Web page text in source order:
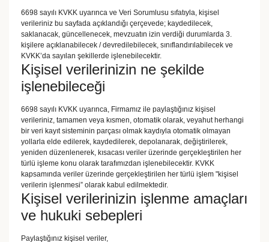
6698 sayılı KVKK uyarınca ve Veri Sorumlusu sıfatıyla, kişisel
verileriniz bu sayfada açıklandığı çerçevede; kaydedilecek,
saklanacak, güncellenecek, mevzuatın izin verdiği durumlarda 3.
kişilere açıklanabilecek / devredilebilecek, sınıflandırılabilecek ve
KVKK’da sayılan şekillerde işlenebilecektir.
Kişisel verilerinizin ne şekilde
işlenebileceği
6698 sayılı KVKK uyarınca, Firmamız ile paylaştığınız kişisel
verileriniz, tamamen veya kısmen, otomatik olarak, veyahut herhangi
bir veri kayıt sisteminin parçası olmak kaydıyla otomatik olmayan
yollarla elde edilerek, kaydedilerek, depolanarak, değiştirilerek,
yeniden düzenlenerek, kısacası veriler üzerinde gerçekleştirilen her
türlü işleme konu olarak tarafımızdan işlenebilecektir. KVKK
kapsamında veriler üzerinde gerçekleştirilen her türlü işlem "kişisel
verilerin işlenmesi” olarak kabul edilmektedir.
Kişisel verilerinizin işlenme amaçları
ve hukuki sebepleri
Paylaştığınız kişisel veriler,